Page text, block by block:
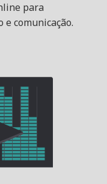
para
comunicação.